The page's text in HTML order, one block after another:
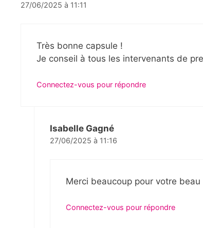
27/06/2025 à 11:11
Très bonne capsule !
Je conseil à tous les intervenants de
Connectez-vous pour répondre
Isabelle Gagné
27/06/2025 à 11:16
Merci beaucoup pour votre
Connectez-vous pour répondre